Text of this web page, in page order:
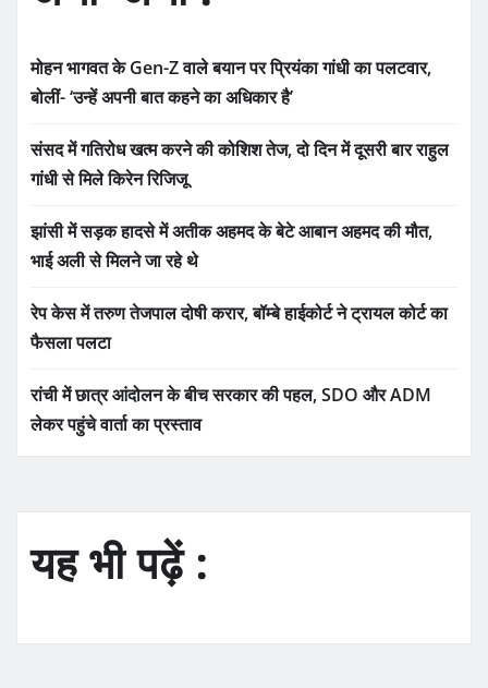
मोहन भागवत के Gen-Z वाले बयान पर प्रियंका गांधी का पलटवार,
बोलीं- ‘उन्हें अपनी बात कहने का अधिकार है’
संसद में गतिरोध खत्म करने की कोशिश तेज, दो दिन में दूसरी बार राहुल
गांधी से मिले किरेन रिजिजू
झांसी में सड़क हादसे में अतीक अहमद के बेटे आबान अहमद की मौत,
भाई अली से मिलने जा रहे थे
रेप केस में तरुण तेजपाल दोषी करार, बॉम्बे हाईकोर्ट ने ट्रायल कोर्ट का
फैसला पलटा
रांची में छात्र आंदोलन के बीच सरकार की पहल, SDO और ADM
लेकर पहुंचे वार्ता का प्रस्ताव
यह भी पढ़ें :